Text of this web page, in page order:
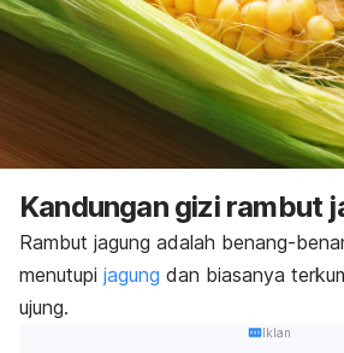
Kandungan gizi rambut
Rambut jagung adalah benang-
menutupi jagung dan biasanya
ujung.
Iklan